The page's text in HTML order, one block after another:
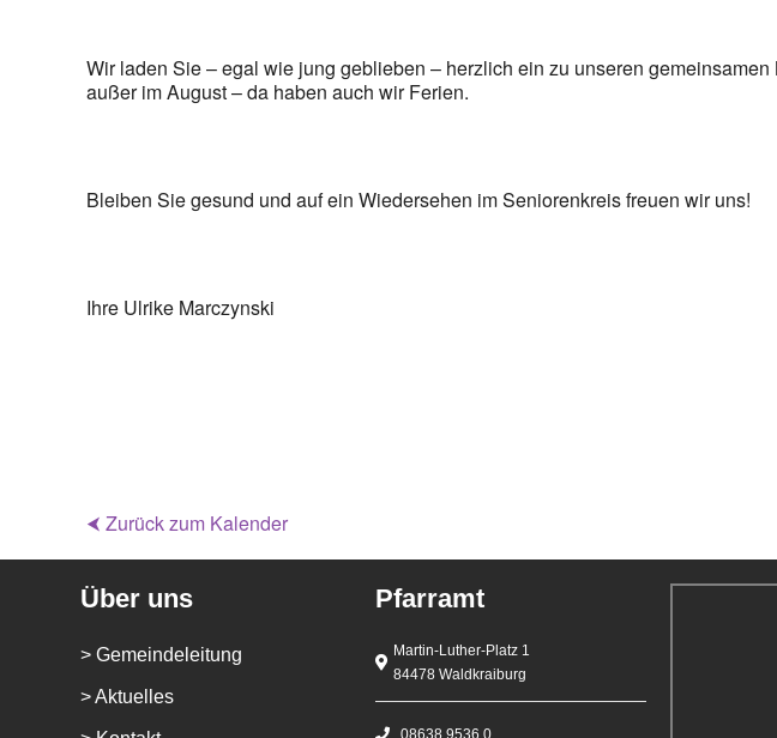
Wir laden Sie – egal wie jung geblieben – herzlich ein zu unseren
außer im August – da haben auch wir Ferien.
Bleiben Sie gesund und auf ein Wiedersehen im Seniorenkreis freuen wir uns!
Ihre Ulrike Marczynski
⮜ Zurück zum Kalender
Über uns
> Gemeindeleitung
> Aktuelles
Pfarramt
Martin-Luther-Platz 1
84478 Waldkraiburg
08638 9536 0